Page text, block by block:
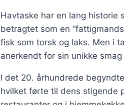
Havtaske har en lang historie
betragtet som en
fisk som torsk og laks. Men i
anerkendt for sin unikke
I det 20. århundrede
hvilket førte til dens stigende